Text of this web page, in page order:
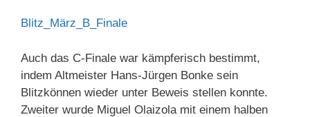
Blitz_März_B_Finale
Auch das C-Finale war kämpferisch bestimmt,
indem Altmeister Hans-Jürgen Bonke sein
Blitzkönnen wieder unter Beweis stellen konnte.
Zweiter wurde Miguel Olaizola mit einem halben